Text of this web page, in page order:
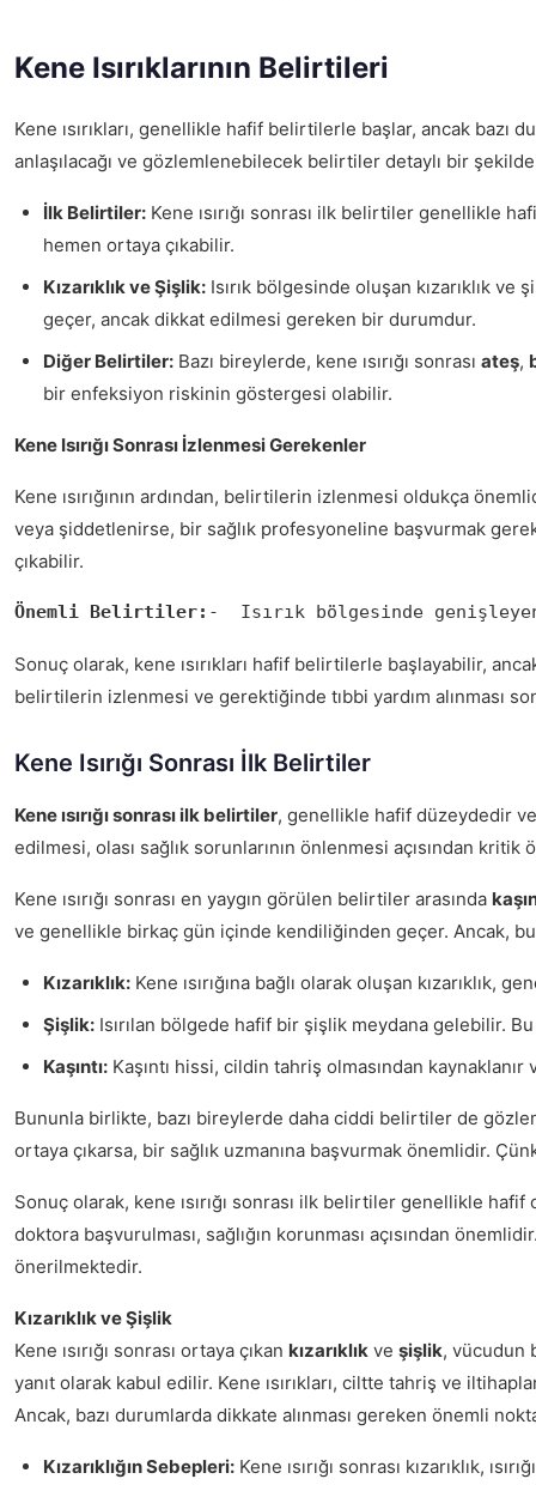
Kene Isırıklarının Belirtileri
Kene ısırıkları, genellikle hafif belirtilerle başlar, ancak bazı
anlaşılacağı ve gözlemlenebilecek belirtiler detaylı bir şekilde
İlk Belirtiler: Kene ısırığı sonrası ilk belirtiler genellikle
hemen ortaya çıkabilir.
Kızarıklık ve Şişlik: Isırık bölgesinde oluşan kızarıklık
geçer, ancak dikkat edilmesi gereken bir durumdur.
Diğer Belirtiler: Bazı bireylerde, kene ısırığı sonrası ateş,
bir enfeksiyon riskinin göstergesi olabilir.
Kene Isırığı Sonrası İzlenmesi Gerekenler
Kene ısırığının ardından, belirtilerin izlenmesi oldukça
veya şiddetlenirse, bir sağlık profesyoneline başvurmak
çıkabilir.
Önemli Belirtiler: -  Isırık bölgesinde
Sonuç olarak, kene ısırıkları hafif belirtilerle başlayabilir,
belirtilerin izlenmesi ve gerektiğinde tıbbi yardım alınması
Kene Isırığı Sonrası İlk Belirtiler
Kene ısırığı sonrası ilk belirtiler, genellikle hafif düzeydedir
edilmesi, olası sağlık sorunlarının önlenmesi açısından kritik
Kene ısırığı sonrası en yaygın görülen belirtiler arasında
ve genellikle birkaç gün içinde kendiliğinden geçer. Ancak, bu
Kızarıklık: Kene ısırığına bağlı olarak oluşan kızarıklık,
Şişlik: Isırılan bölgede hafif bir şişlik meydana gelebilir.
Kaşıntı: Kaşıntı hissi, cildin tahriş olmasından
Bununla birlikte, bazı bireylerde daha ciddi belirtiler de
ortaya çıkarsa, bir sağlık uzmanına başvurmak önemlidir.
Sonuç olarak, kene ısırığı sonrası ilk belirtiler genellikle
doktora başvurulması, sağlığın korunması açısından
önerilmektedir.
Kızarıklık ve Şişlik
Kene ısırığı sonrası ortaya çıkan kızarıklık ve şişlik, vücudun
yanıt olarak kabul edilir. Kene ısırıkları, ciltte tahriş ve
Ancak, bazı durumlarda dikkate alınması gereken önemli
Kızarıklığın Sebepleri: Kene ısırığı sonrası kızarıklık,